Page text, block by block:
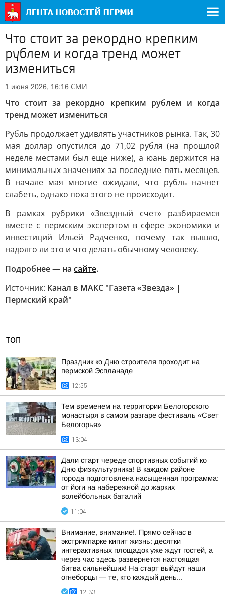
Что стоит за рекордно крепким
рублем и когда тренд может
измениться
1 июня 2026, 16:16 СМИ
Что стоит за рекордно крепким рублем и когда
тренд может измениться
Рубль продолжает удивлять участников рынка. Так, 30
мая доллар опустился до 71,02 рубля (на прошлой
неделе местами был еще ниже), а юань держится на
минимальных значениях за последние пять месяцев.
В начале мая многие ожидали, что рубль начнет
слабеть, однако пока этого не происходит.
В рамках рубрики «Звездный счет» разбираемся
вместе с пермским экспертом в сфере экономики и
инвестиций Ильей Радченко, почему так вышло,
надолго ли это и что делать обычному человеку.
Подробнее — на сайте.
Источник: Канал в МАКС "Газета «Звезда» |
Пермский край"
ТОП
Праздник ко Дню строителя проходит на
пермской Эспланаде
12:55
Тем временем на территории Белогорского
монастыря в самом разгаре фестиваль «Свет
Белогорья»
13:04
Дали старт череде спортивных событий ко
Дню физкультурника! В каждом районе
города подготовлена насыщенная программа:
от йоги на набережной до жарких
волейбольных баталий
11:04
Внимание, внимание!. Прямо сейчас в
экстримпарке кипит жизнь: десятки
интерактивных площадок уже ждут гостей, а
через час здесь развернется настоящая
битва сильнейших! На старт выйдут наши
огнеборцы — те, кто каждый день...
12:33